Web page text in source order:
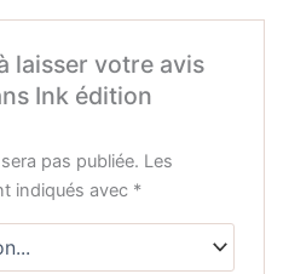
laisser votre avis
Ink édition
pas publiée. Les
indiqués avec *